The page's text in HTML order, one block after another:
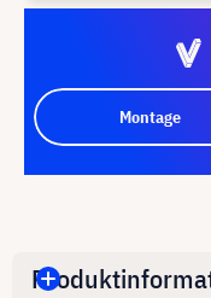
Montage